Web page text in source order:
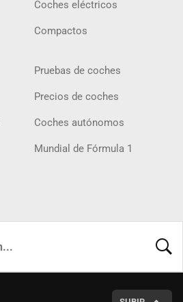
Coches eléctricos
Compactos
Pruebas de coches
Precios de coches
Coches autónomos
Mundial de Fórmula 1